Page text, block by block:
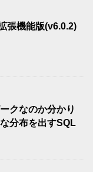
張機能版(v6.0.2)
クなのか分かり
分布を出すSQL